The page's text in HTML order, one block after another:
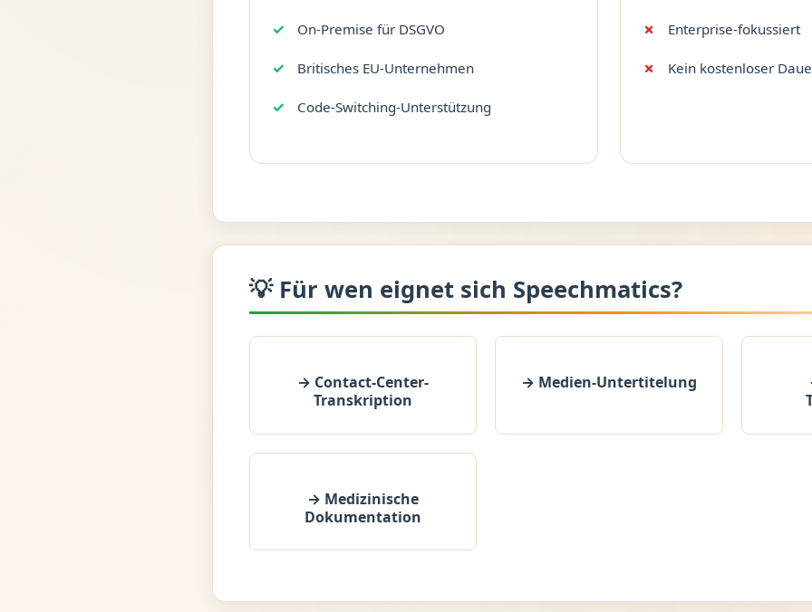
On-Premise für DSGVO
Britisches EU-Unternehmen
Code-Switching-Unterstützung
Enterprise-fokussiert
Kein kostenloser
💡 Für wen eignet sich Speechmatics?
→ Contact-Center-
Transkription
→ Medien-Untertitelung
→ Medizinische
Dokumentation